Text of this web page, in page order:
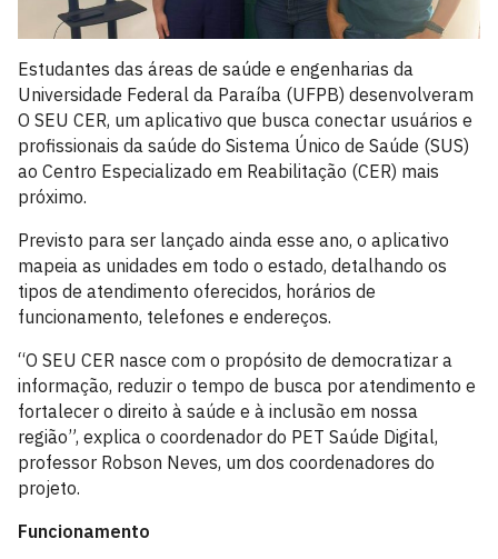
Estudantes das áreas de saúde e engenharias da
Universidade Federal da Paraíba (UFPB) desenvolveram
O SEU CER, um aplicativo que busca conectar usuários e
profissionais da saúde do Sistema Único de Saúde (SUS)
ao Centro Especializado em Reabilitação (CER) mais
próximo.
Previsto para ser lançado ainda esse ano, o aplicativo
mapeia as unidades em todo o estado, detalhando os
tipos de atendimento oferecidos, horários de
funcionamento, telefones e endereços.
“O SEU CER nasce com o propósito de democratizar a
informação, reduzir o tempo de busca por atendimento e
fortalecer o direito à saúde e à inclusão em nossa
região”, explica o coordenador do PET Saúde Digital,
professor Robson Neves, um dos coordenadores do
projeto.
Funcionamento